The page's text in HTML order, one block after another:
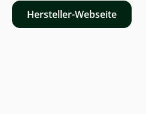
Hersteller-Webseite